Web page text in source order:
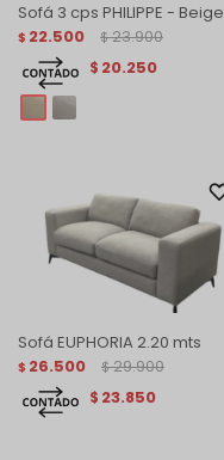
Sofá 3 cps PHILIPPE - Beige
$ 22.500 $ 23.900
$ 20.250
Sofá EUPHORIA 2.20 mts
$ 26.500 $ 29.900
$ 23.850